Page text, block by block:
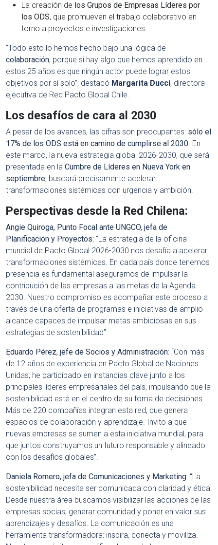
La creación de los Grupos de Empresas Líderes por
los ODS, que promueven el trabajo colaborativo en
torno a proyectos e investigaciones.
“Todo esto lo hemos hecho bajo una lógica de
colaboración, porque si hay algo que hemos aprendido en
estos 25 años es que ningún actor puede lograr estos
objetivos por sí solo”, destacó Margarita Ducci, directora
ejecutiva de Red Pacto Global Chile.
Los desafíos de cara al 2030
A pesar de los avances, las cifras son preocupantes: sólo el
17% de los ODS está en camino de cumplirse al 2030. En
este marco, la nueva estrategia global 2026-2030, que será
presentada en la Cumbre de Líderes en Nueva York en
septiembre, buscará precisamente acelerar
transformaciones sistémicas con urgencia y ambición.
Perspectivas desde la Red Chilena:
Angie Quiroga, Punto Focal ante UNGCO, jefa de
Planificación y Proyectos: “La estrategia de la oficina
mundial de Pacto Global 2026-2030 nos desafía a acelerar
transformaciones sistémicas. En cada país donde tenemos
presencia es fundamental asegurarnos de impulsar la
contribución de las empresas a las metas de la Agenda
2030. Nuestro compromiso es acompañar este proceso a
través de una oferta de programas e iniciativas de amplio
alcance capaces de impulsar metas ambiciosas en sus
estrategias de sostenibilidad”.
Eduardo Pérez, jefe de Socios y Administración: “Con más
de 12 años de experiencia en Pacto Global de Naciones
Unidas, he participado en instancias clave junto a los
principales líderes empresariales del país, impulsando que la
sostenibilidad esté en el centro de su toma de decisiones.
Más de 220 compañías integran esta red, que genera
espacios de colaboración y aprendizaje. Invito a que
nuevas empresas se sumen a esta iniciativa mundial, para
que juntos construyamos un futuro responsable y alineado
con los desafíos globales”.
Daniela Romero, jefa de Comunicaciones y Marketing: “La
sostenibilidad necesita ser comunicada con claridad y ética.
Desde nuestra área buscamos visibilizar las acciones de las
empresas socias, generar comunidad y poner en valor sus
aprendizajes y desafíos. La comunicación es una
herramienta transformadora: inspira, conecta y moviliza.